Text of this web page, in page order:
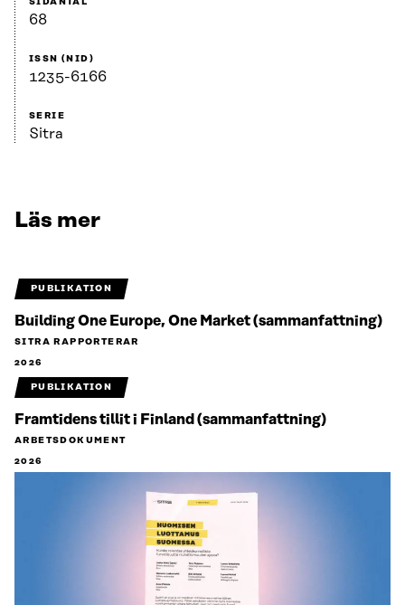
68
ISSN (NID)
1235-6166
SERIE
Sitra
Läs mer
PUBLIKATION
Building One Europe, One Market (sammanfattning)
SITRA RAPPORTERAR
2026
PUBLIKATION
Framtidens tillit i Finland (sammanfattning)
ARBETSDOKUMENT
2026